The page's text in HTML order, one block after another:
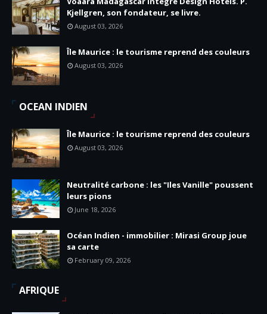
Kjellgren, son fondateur, se livre.
August 03, 2026
Île Maurice : le tourisme reprend des couleurs
August 03, 2026
OCEAN INDIEN
Île Maurice : le tourisme reprend des couleurs
August 03, 2026
Neutralité carbone : les "Iles Vanille" poussent
leurs pions
June 18, 2026
Océan Indien - immobilier : Mirasi Group joue
sa carte
February 09, 2026
AFRIQUE